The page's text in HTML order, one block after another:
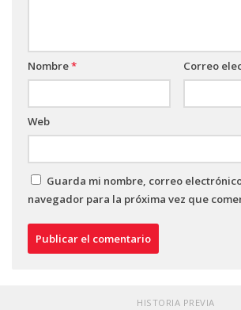
Nombre* Correo
Web
Guarda mi nombre, correo
navegador para la próxima vez que
HISTORIA PREVIA